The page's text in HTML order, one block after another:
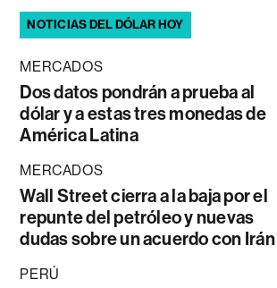
NOTICIAS DEL DÓLAR HOY
MERCADOS
Dos datos pondrán a prueba al
dólar y a estas tres monedas de
América Latina
MERCADOS
Wall Street cierra a la baja por el
repunte del petróleo y nuevas
dudas sobre un acuerdo con Irán
PERÚ